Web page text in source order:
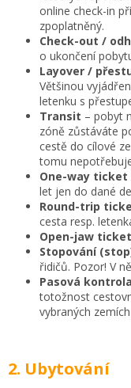
online check-in
zpoplatněný.
Check-out /
o ukončení
Layover /
Většinou
letenku s
Transit – pobyt
zóně zůstáváte
cestě do cílové
tomu
One-way
let jen do dané
Round-trip
cesta resp.
Open-jaw ticket
Stopování
řidičů. Pozor! V
Pasová kontrola
totožnost
vybraných
2. Ubytování